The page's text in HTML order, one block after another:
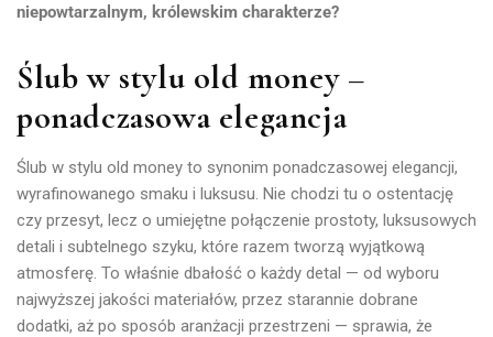
niepowtarzalnym, królewskim charakterze?
Ślub w stylu old money –
ponadczasowa elegancja
Ślub w stylu old money to synonim ponadczasowej elegancji,
wyrafinowanego smaku i luksusu. Nie chodzi tu o ostentację
czy przesyt, lecz o umiejętne połączenie prostoty, luksusowych
detali i subtelnego szyku, które razem tworzą wyjątkową
atmosferę. To właśnie dbałość o każdy detal — od wyboru
najwyższej jakości materiałów, przez starannie dobrane
dodatki, aż po sposób aranżacji przestrzeni — sprawia, że